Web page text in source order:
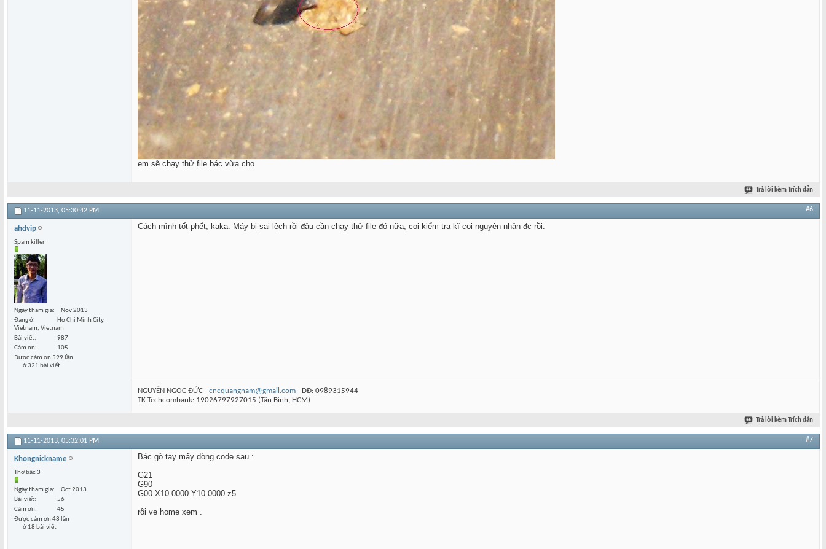
em sẽ chạy thử file bác vừa cho
Trả lời kèm Trích dẫn
11-11-2013, 05:30:42 PM #6
ahdvip
Spam killer
Ngày tham gia
Nov 2013
Đang ở
Ho Chi Minh City,
Vietnam, Vietnam
Bài viết
987
Cám ơn
105
Được cám ơn 599 lần
ở 321 bài viết
Cách mình tốt phết, kaka. Máy bị sai lệch rồi đâu cần chạy thử file đó nữa, coi kiểm tra kĩ coi nguyên nhân đc rồi.
NGUYỄN NGỌC ĐỨC - cncquangnam@gmail.com - DĐ: 0989315944
TK Techcombank: 19026797927015 (Tân Bình, HCM)
Trả lời kèm Trích dẫn
11-11-2013, 05:32:01 PM #7
Khongnickname
Thợ bậc 3
Ngày tham gia
Oct 2013
Bài viết
56
Cám ơn
45
Được cám ơn 48 lần
ở 18 bài viết
Bác gõ tay mấy dòng code sau :
G21
G90
G00 X10.0000 Y10.0000 z5
rồi ve home xem .